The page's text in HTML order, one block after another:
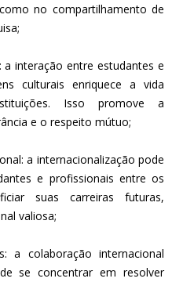
no compartilhamento de
a interação entre estudantes e
culturais enriquece a vida
Isso promove a
e o respeito mútuo;
a internacionalização pode
e profissionais entre os
suas carreiras futuras,
valiosa;
a colaboração internacional
se concentrar em resolver